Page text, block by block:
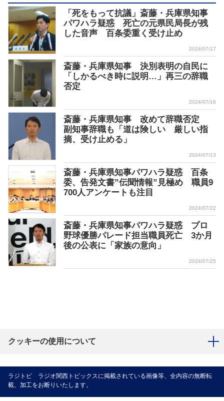
「死をもって抗議」斎藤・兵庫県知事
パワハラ疑惑 死亡の元県民局長が残
した音声 百条委重く受け止め
2024/07/17
斎藤・兵庫県知事 決別表明の自民に
「しかるべき時に説明…」再三の辞職
否定
2024/07/16
斎藤・兵庫県知事 改めて辞職否定
副知事辞職も「道は険しい 厳しい指
摘、受け止める」
2024/07/13
斎藤・兵庫県知事パワハラ疑惑 百条
委、告発文書”伝聞情報”見極め 職員9
700人アンケートも注目
2024/07/22
斎藤・兵庫県知事パワハラ疑惑 プロ
野球優勝パレード担当職員死亡 3か月
後の公表に「家族の意向」
2024/07/25
クッキーの使用について
ラジトピ ラジオ関西トピックスに掲載されている画像等、全内容の無断転
載、加工をお断りいたします。